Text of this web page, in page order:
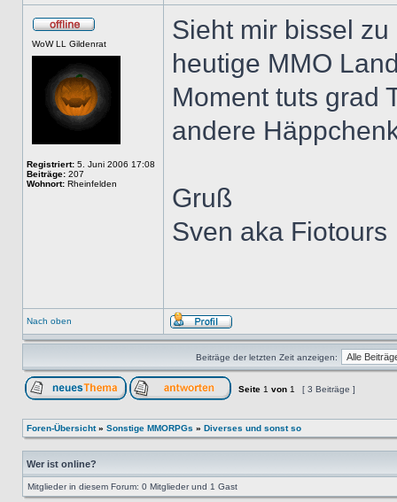
WoW LL Gildenrat
Registriert: 5. Juni 2006 17:08
Beiträge: 207
Wohnort: Rheinfelden
Sieht mir bissel
heutige MMO
Moment tuts grad
andere
Gruß
Sven aka Fiotours
Nach oben
Beiträge der letzten Zeit anzeigen:
Seite 1 von 1 [ 3 Beiträge ]
Foren-Übersicht» Sonstige MMORPGs » Diverses und sonst so
Wer ist online?
Mitglieder in diesem Forum: 0 Mitglieder und 1 Gast